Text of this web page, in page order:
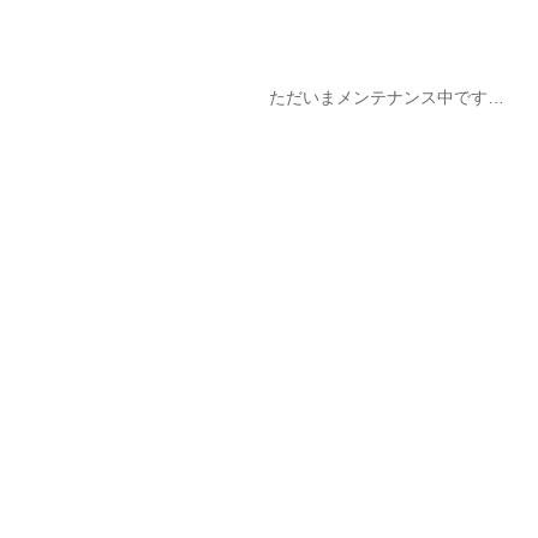
ただいまメンテナンス中です…